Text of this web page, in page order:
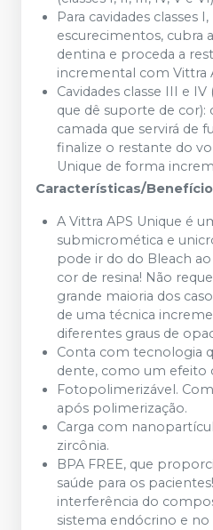
Para cavidades classes
escurecimentos, cubra
dentina e proceda a
incremental com Vittra
Cavidades classe III e
que dê suporte de cor):
camada que servirá de
finalize o restante do
Unique de forma
Características/
A Vittra APS Unique é
submicromética e
pode ir do do Bleach
cor de resina! Não
grande maioria dos
de uma técnica
diferentes graus de
Conta com tecnologia
dente, como um efeito
Fotopolimerizável.
após polimerização.
Carga com
zircônia.
BPA FREE, que
saúde para os
interferência do
sistema endócrino e